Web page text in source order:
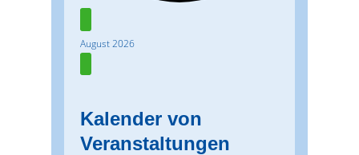
Veranstaltungen
August 2026
Kalender von
Veranstaltungen